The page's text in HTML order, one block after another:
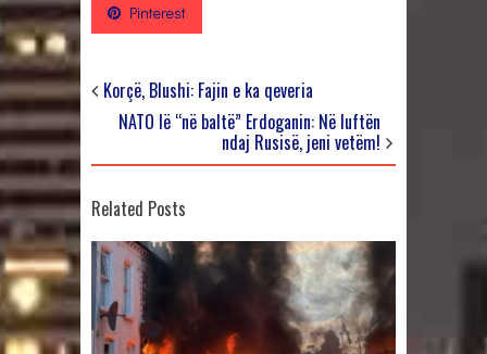
Pinterest
Korçë, Blushi: Fajin e ka qeveria
NATO lë “në baltë” Erdoganin: Në luftën
ndaj Rusisë, jeni vetëm!
Related Posts